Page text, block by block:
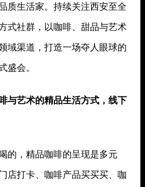
质生活家。持续关注西安至全
式社群， 以咖啡、甜品与艺术
域渠道，打造一场夺人眼球的
盛会。
与艺术的精品生活方式，线下
的，精品咖啡的呈现是多元
店打卡、咖啡产品买买买、咖